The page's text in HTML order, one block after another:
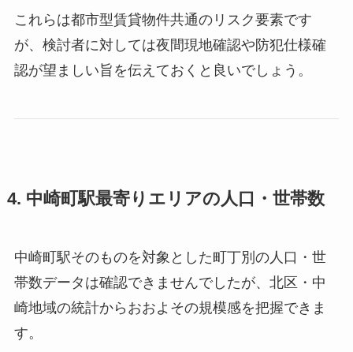
これらは都市型賃貸物件共通のリスク要素です
が、検討者に対しては夜間現地確認や防犯仕様確
認が望ましい旨を伝えておくと良いでしょう。
4. 中崎町駅最寄りエリアの人口・世帯数
中崎町駅そのものを対象とした町丁別の人口・世
帯数データは確認できませんでしたが、北区・中
崎地域の統計からおおよその規模感を把握できま
す。